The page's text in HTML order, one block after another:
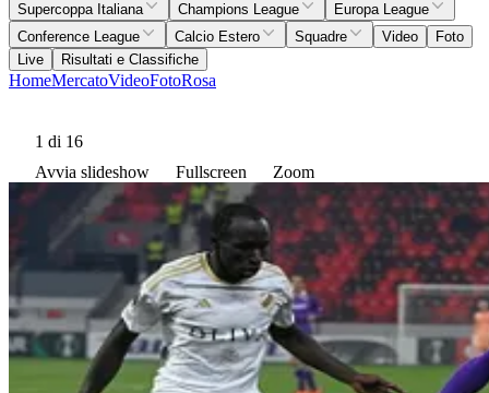
Supercoppa Italiana
Champions League
Europa League
Conference League
Calcio Estero Squadre Video
Foto
Live
Risultati e Classifiche
HomeMercatoVideoFotoRosa
1 di 16
Avvia slideshow
Fullscreen Zoom